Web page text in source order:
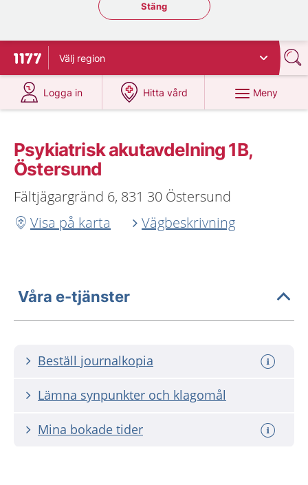
Stäng regionsväljaren
Stäng
Till startsidan för 1177
Välj region
Logga in
på 1177.se
Hitta vård
på 1177.se
Meny
Psykiatrisk akutavdelning 1B,
Östersund
Fältjägargränd 6, 831 30 Östersund
Visa på karta
Vägbeskrivning
Våra e-tjänster
Beställ journalkopia
Lämna synpunkter och klagomål
Mina bokade tider